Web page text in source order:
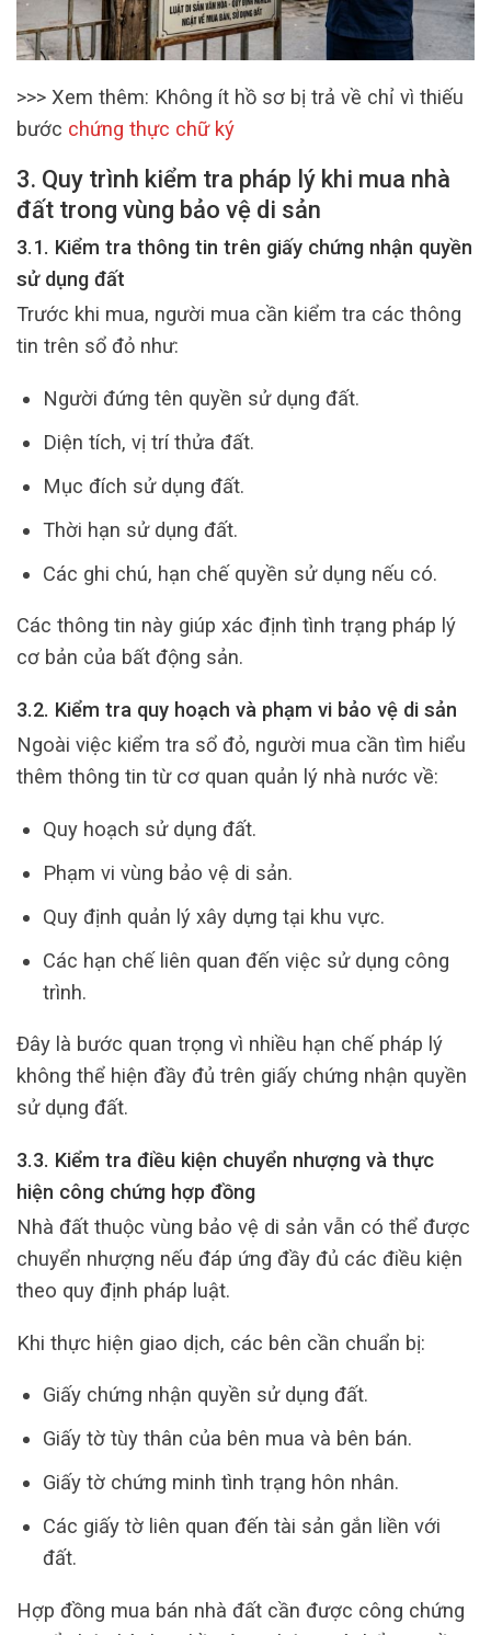
>>> Xem thêm: Không ít hồ sơ bị trả về chỉ vì thiếu
bước chứng thực chữ ký
3. Quy trình kiểm tra pháp lý khi mua nhà
đất trong vùng bảo vệ di sản
3.1. Kiểm tra thông tin trên giấy chứng nhận quyền
sử dụng đất
Trước khi mua, người mua cần kiểm tra các thông
tin trên sổ đỏ như:
Người đứng tên quyền sử dụng đất.
Diện tích, vị trí thửa đất.
Mục đích sử dụng đất.
Thời hạn sử dụng đất.
Các ghi chú, hạn chế quyền sử dụng nếu có.
Các thông tin này giúp xác định tình trạng pháp lý
cơ bản của bất động sản.
3.2. Kiểm tra quy hoạch và phạm vi bảo vệ di sản
Ngoài việc kiểm tra sổ đỏ, người mua cần tìm hiểu
thêm thông tin từ cơ quan quản lý nhà nước về:
Quy hoạch sử dụng đất.
Phạm vi vùng bảo vệ di sản.
Quy định quản lý xây dựng tại khu vực.
Các hạn chế liên quan đến việc sử dụng công
trình.
Đây là bước quan trọng vì nhiều hạn chế pháp lý
không thể hiện đầy đủ trên giấy chứng nhận quyền
sử dụng đất.
3.3. Kiểm tra điều kiện chuyển nhượng và thực
hiện công chứng hợp đồng
Nhà đất thuộc vùng bảo vệ di sản vẫn có thể được
chuyển nhượng nếu đáp ứng đầy đủ các điều kiện
theo quy định pháp luật.
Khi thực hiện giao dịch, các bên cần chuẩn bị:
Giấy chứng nhận quyền sử dụng đất.
Giấy tờ tùy thân của bên mua và bên bán.
Giấy tờ chứng minh tình trạng hôn nhân.
Các giấy tờ liên quan đến tài sản gắn liền với
đất.
Hợp đồng mua bán nhà đất cần được công chứng